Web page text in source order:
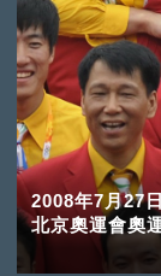
2008年7月27
北京奧運會奧